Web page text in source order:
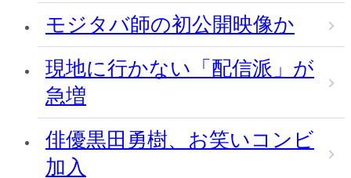
モジタバ師の初公開映像か
現地に行かない「配信派」が
急増
俳優黒田勇樹、お笑いコンビ
加入